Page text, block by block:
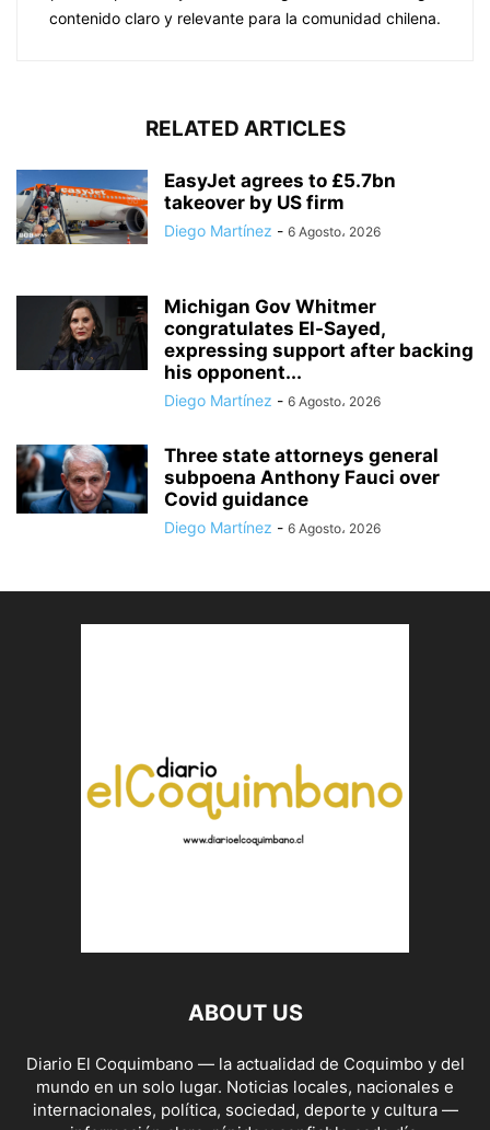
contenido claro y relevante para la comunidad chilena.
RELATED ARTICLES
EasyJet agrees to £5.7bn
takeover by US firm
Diego Martínez - 6 Agosto، 2026
Michigan Gov Whitmer
congratulates El-Sayed,
expressing support after backing
his opponent...
Diego Martínez - 6 Agosto، 2026
Three state attorneys general
subpoena Anthony Fauci over
Covid guidance
Diego Martínez - 6 Agosto، 2026
ABOUT US
Diario El Coquimbano — la actualidad de Coquimbo y del
mundo en un solo lugar. Noticias locales, nacionales e
internacionales, política, sociedad, deporte y cultura —